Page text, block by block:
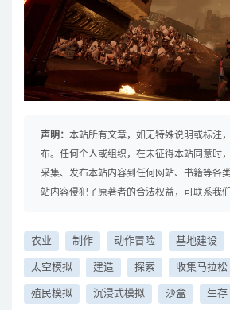
声明： 本站所有文章，如无特殊说明或标注
布。任何个人或组织，在未征得本站同意时
采集、发布本站内容到任何网站、书籍等各
站内容侵犯了原著者的合法权益，可联系我
农业 制作 动作冒险 基地建设
太空模拟 建造 探索 收集马拉松
殖民模拟 沉浸式模拟 沙盒 生存